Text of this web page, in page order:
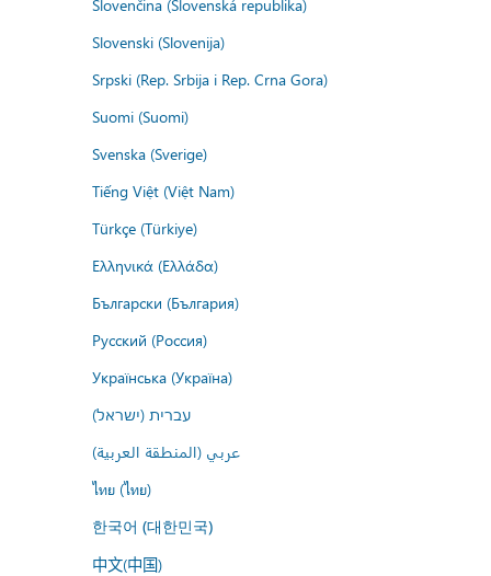
Slovenčina (Slovenská republika)
Slovenski (Slovenija)
Srpski (Rep. Srbija i Rep. Crna Gora)
Suomi (Suomi)
Svenska (Sverige)
Tiếng Việt (Việt Nam)
Türkçe (Türkiye)
Ελληνικά (Ελλάδα)
Български (България)
Русский (Россия)
Українська (Україна)
עברית (ישראל)
عربي (المنطقة العربية)
ไทย (ไทย)
한국어 (대한민국)
中文(中国)